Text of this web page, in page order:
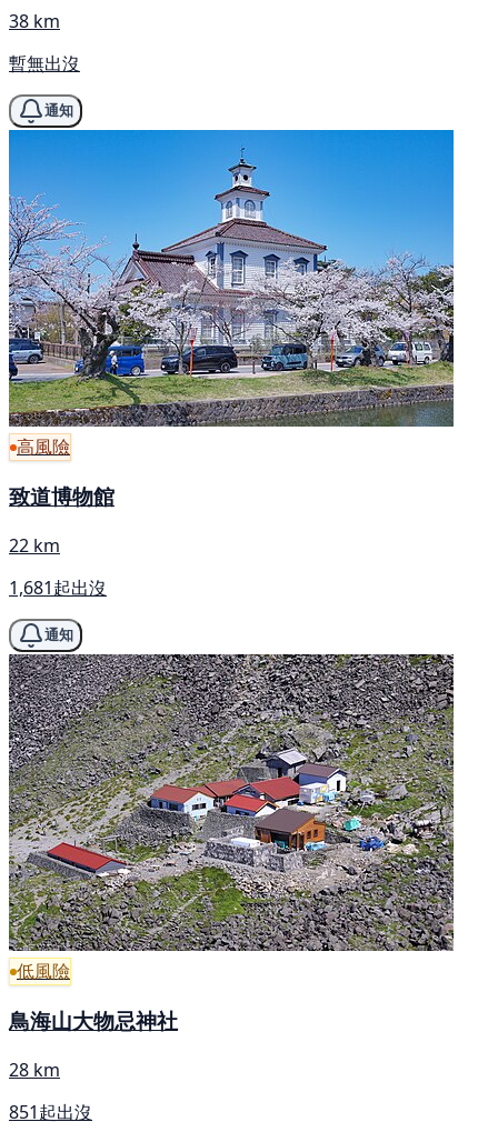
38 km
暫無出沒
通知
高風險
致道博物館
22 km
1,681起出沒
通知
低風險
鳥海山大物忌神社
28 km
851起出沒